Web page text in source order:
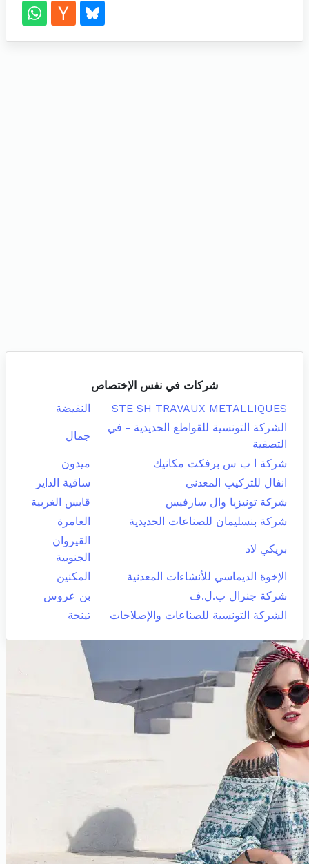
شركات في نفس الإختصاص
STE SH TRAVAUX METALLIQUES
النفيضة
الشركة التونسية للقواطع الحديدية - في
التصفية
جمال
شركة ا ب س برفكت مكانيك
ميدون
انفال للتركيب المعدني
ساقية الداير
شركة تونيزيا وال سارفيس
قابس الغربية
شركة بنسليمان للصناعات الحديدية
العامرة
بريكي لاد
القيروان
الجنوبية
الإخوة الديماسي للأنشاءات المعدنية
المكنين
شركة جنرال ب.ل.ف
بن عروس
الشركة التونسية للصناعات والإصلاحات
تينجة